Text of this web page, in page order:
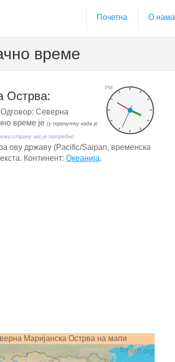
Почетна О нама
време
PM
Острва:
Одговор: Северна
време је (у тренутку када је
страну ако је потребно
ову државу (Pacific/Saipan, временска
Континент: Океанија.
Маријанска Острва на мапи